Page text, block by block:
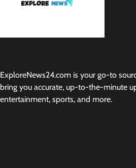
ExploreNews24.com is your go-to
bring you accurate, up-to-the-minute
entertainment, sports, and more.